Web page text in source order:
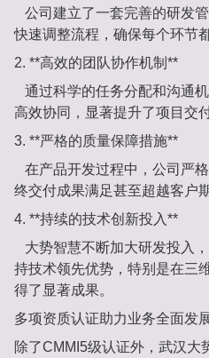
公司建立了一套完善的研发
快速调整流程，确保每个环节
2. **高效的团队协作机制**
通过科学的任务分配和沟通
高效协同，显著提升了项目交
3. **严格的质量保障措施**
在产品开发过程中，公司严
终交付成果满足甚至超越客户期
4. **持续的技术创新投入**
大势智慧不断加大研发投入
持技术领先优势，特别是在三
得了显著成果。
多项资质认证助力业务全面发
除了CMMI5级认证外，武汉大